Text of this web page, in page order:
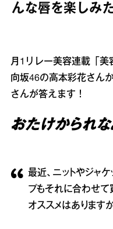
んな唇を楽しみ
月1リレー美容連載「美
向坂46の高本彩花さん
さんが答えます！
おたけかられな
最近、ニットやジャケ
プもそれに合わせて
オススメはあります